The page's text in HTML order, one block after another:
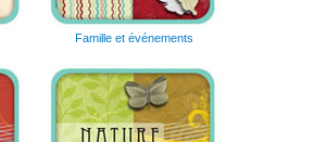
Famille et événements